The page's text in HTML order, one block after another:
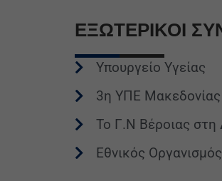
ΕΞΩΤΕΡΙΚΟΙ
Υπουργείο Υγείας
3η ΥΠΕ Μακεδονίας
Το Γ.Ν Βέροιας στη
Εθνικός